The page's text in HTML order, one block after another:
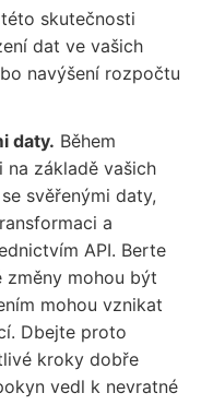
skutečnosti
dat ve vašich
navýšení rozpočtu
daty. Během
na základě vašich
svěřenými daty,
a
API. Berte
změny mohou být
mohou vznikat
Dbejte proto
kroky dobře
vedl k nevratné